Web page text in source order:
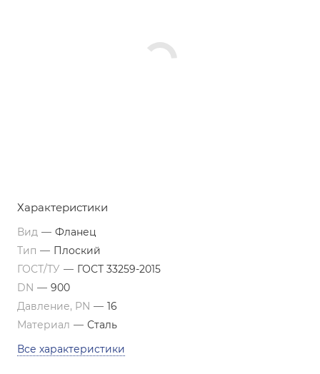
Характеристики
Вид — Фланец
Тип — Плоский
ГОСТ/ТУ — ГОСТ 33259-2015
DN — 900
Давление, PN — 16
Материал — Сталь
Все характеристики